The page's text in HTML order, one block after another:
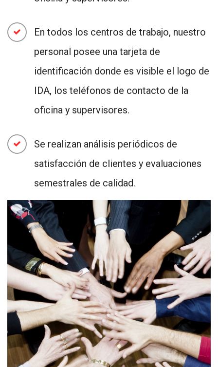
En todos los centros de trabajo, nuestro
personal posee una tarjeta de
identificación donde es visible el logo de
IDA, los teléfonos de contacto de la
oficina y supervisores.
Se realizan análisis periódicos de
satisfacción de clientes y evaluaciones
semestrales de calidad.